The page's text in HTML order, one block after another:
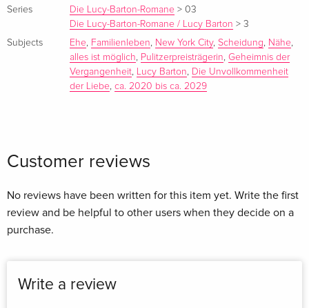
»Elizabeth Strout ist einfach eine großartige Erzählerin.« Anja
Brockert / SWR2
Series Die Lucy-Barton-Romane > 03
Die Lucy-Barton-Romane / Lucy Barton > 3
Subjects
Ehe, Familienleben, New York City, Scheidung, Nähe,
alles ist möglich, Pulitzerpreisträgerin, Geheimnis der
Vergangenheit, Lucy Barton, Die Unvollkommenheit
der Liebe, ca. 2020 bis ca. 2029
Customer reviews
No reviews have been written for this item yet. Write the first
review and be helpful to other users when they decide on a
purchase.
Write a review